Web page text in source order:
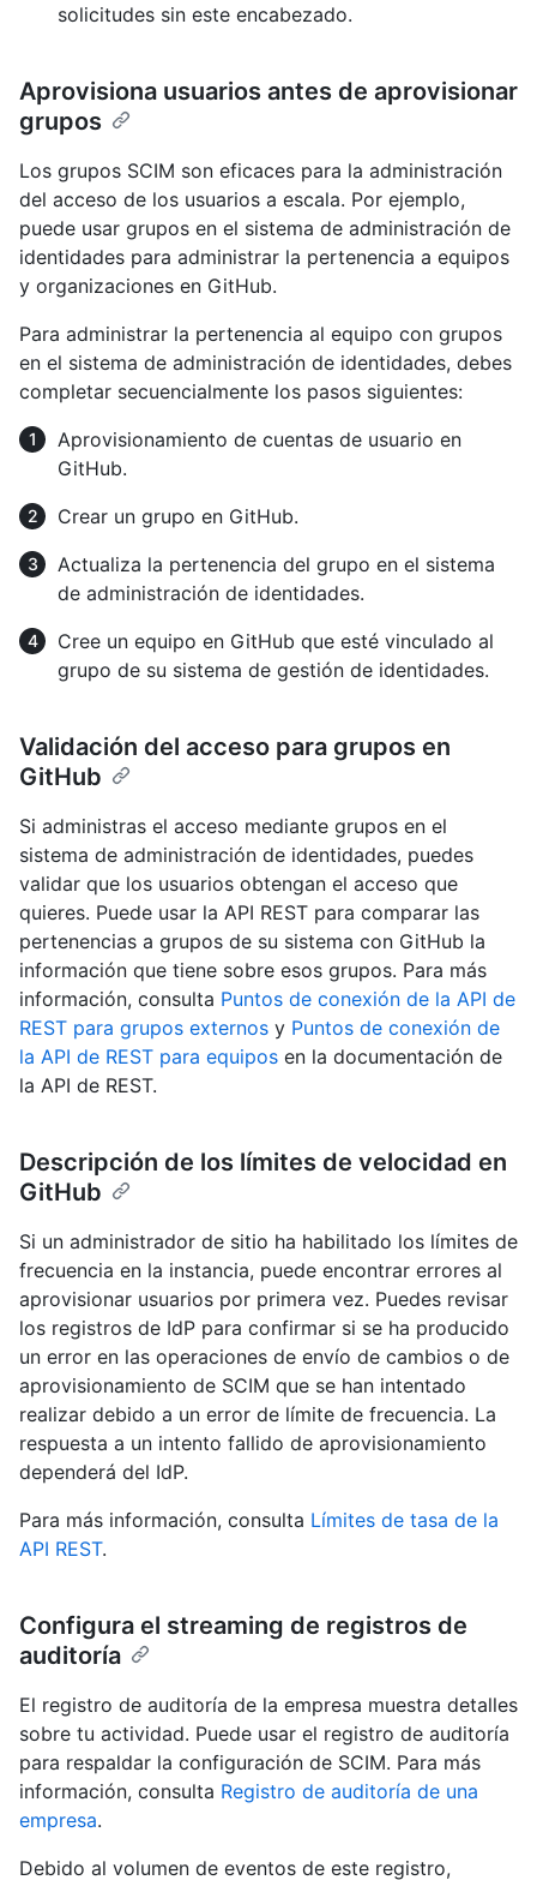
solicitudes sin este encabezado.
Aprovisiona usuarios antes de aprovisionar
grupos
Los grupos SCIM son eficaces para la administración
del acceso de los usuarios a escala. Por ejemplo,
puede usar grupos en el sistema de administración de
identidades para administrar la pertenencia a equipos
y organizaciones en GitHub.
Para administrar la pertenencia al equipo con grupos
en el sistema de administración de identidades, debes
completar secuencialmente los pasos siguientes:
Aprovisionamiento de cuentas de usuario en
GitHub.
Crear un grupo en GitHub.
Actualiza la pertenencia del grupo en el sistema
de administración de identidades.
Cree un equipo en GitHub que esté vinculado al
grupo de su sistema de gestión de identidades.
Validación del acceso para grupos en
GitHub
Si administras el acceso mediante grupos en el
sistema de administración de identidades, puedes
validar que los usuarios obtengan el acceso que
quieres. Puede usar la API REST para comparar las
pertenencias a grupos de su sistema con GitHub la
información que tiene sobre esos grupos. Para más
información, consulta Puntos de conexión de la API de
REST para grupos externos y Puntos de conexión de
la API de REST para equipos en la documentación de
la API de REST.
Descripción de los límites de velocidad en
GitHub
Si un administrador de sitio ha habilitado los límites de
frecuencia en la instancia, puede encontrar errores al
aprovisionar usuarios por primera vez. Puedes revisar
los registros de IdP para confirmar si se ha producido
un error en las operaciones de envío de cambios o de
aprovisionamiento de SCIM que se han intentado
realizar debido a un error de límite de frecuencia. La
respuesta a un intento fallido de aprovisionamiento
dependerá del IdP.
Para más información, consulta Límites de tasa de la
API REST.
Configura el streaming de registros de
auditoría
El registro de auditoría de la empresa muestra detalles
sobre tu actividad. Puede usar el registro de auditoría
para respaldar la configuración de SCIM. Para más
información, consulta Registro de auditoría de una
empresa.
Debido al volumen de eventos de este registro,